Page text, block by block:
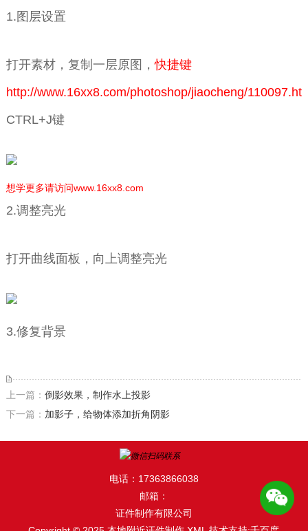
1.图层设置
打开素材，复制一层原图，快捷键
http://www.16xx8.com/photoshop/jiaocheng/
CTRL+J键
想学更多请访问www.16xx8.com
2.调整亮光
打开曲线面板，向上调整亮光
3.修复背景
上一篇： 倒影效果，制作水上投影
下一篇： 加影子，给物体添加折角阴影
电话：17363866038
邮箱：
证件制作有限公司